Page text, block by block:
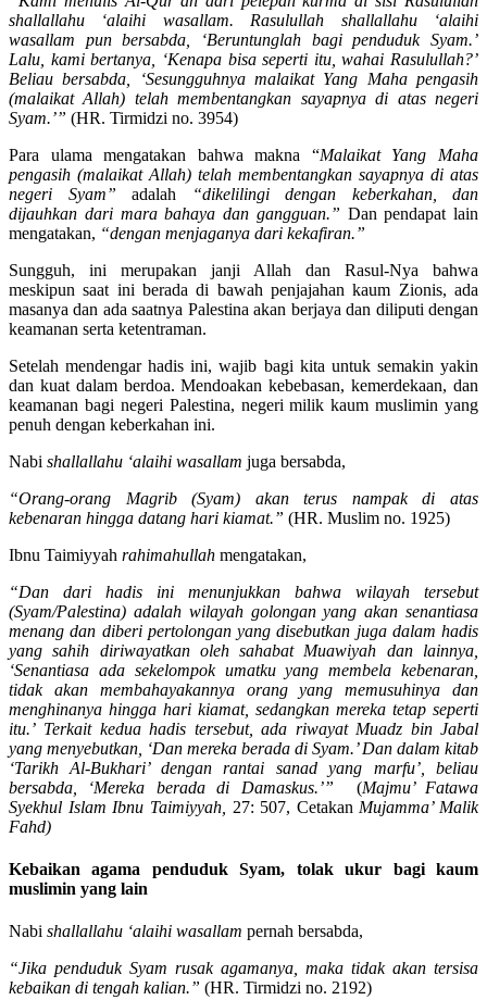
shallallahu ‘alaihi wasallam. Rasulullah shallallahu ‘alaihi
wasallam pun bersabda, ‘Beruntunglah bagi penduduk Syam.’
Lalu, kami bertanya, ‘Kenapa bisa seperti itu, wahai Rasulullah?’
Beliau bersabda, ‘Sesungguhnya malaikat Yang Maha pengasih
(malaikat Allah) telah membentangkan sayapnya di atas negeri
Syam.’” (HR. Tirmidzi no. 3954)
Para ulama mengatakan bahwa makna “Malaikat Yang Maha
pengasih (malaikat Allah) telah membentangkan sayapnya di atas
negeri Syam” adalah
“dikelilingi dengan keberkahan, dan
dijauhkan dari mara bahaya dan gangguan.” Dan pendapat lain
mengatakan, “dengan menjaganya dari kekafiran.”
Sungguh, ini merupakan janji Allah dan Rasul-Nya bahwa
meskipun saat ini berada di bawah penjajahan kaum Zionis, ada
masanya dan ada saatnya Palestina akan berjaya dan diliputi dengan
keamanan serta ketentraman.
Setelah mendengar hadis ini, wajib bagi kita untuk semakin yakin
dan kuat dalam berdoa. Mendoakan kebebasan, kemerdekaan, dan
keamanan bagi negeri Palestina, negeri milik kaum muslimin yang
penuh dengan keberkahan ini.
Nabi shallallahu ‘alaihi wasallam juga bersabda,
“Orang-orang Magrib (Syam) akan terus nampak di atas
kebenaran hingga datang hari kiamat.” (HR. Muslim no. 1925)
Ibnu Taimiyyah rahimahullah mengatakan,
“Dan dari hadis ini menunjukkan bahwa wilayah tersebut
(Syam/Palestina) adalah wilayah golongan yang akan senantiasa
menang dan diberi pertolongan yang disebutkan juga dalam hadis
yang sahih diriwayatkan oleh sahabat Muawiyah dan lainnya,
‘Senantiasa ada sekelompok umatku yang membela kebenaran,
tidak akan membahayakannya orang yang memusuhinya dan
menghinanya hingga hari kiamat, sedangkan mereka tetap seperti
itu.’ Terkait kedua hadis tersebut, ada riwayat Muadz bin Jabal
yang menyebutkan, ‘Dan mereka berada di Syam.’ Dan dalam kitab
‘Tarikh Al-Bukhari’ dengan rantai sanad yang marfu’, beliau
bersabda, ‘Mereka berada di Damaskus.’”
(Majmu’ Fatawa
Syekhul Islam Ibnu Taimiyyah,
27: 507, Cetakan Mujamma’ Malik
Fahd)
Kebaikan agama penduduk Syam, tolak ukur bagi kaum
muslimin yang lain
Nabi shallallahu ‘alaihi wasallam pernah bersabda,
“Jika penduduk Syam rusak agamanya, maka tidak akan tersisa
kebaikan di tengah kalian.” (HR. Tirmidzi no. 2192)